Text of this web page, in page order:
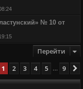
№ 10 от
Перейти
из
1 2 3 4 5 9